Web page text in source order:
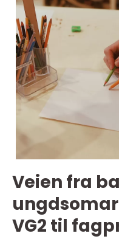
Veien fra
VG2 til